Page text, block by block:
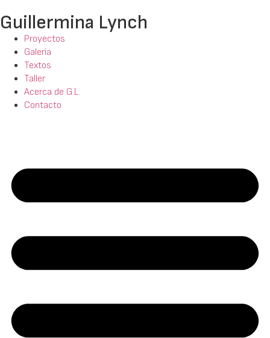
Guillermina Lynch
Proyectos
Galería
Textos
Taller
Acerca de G.L.
Contacto